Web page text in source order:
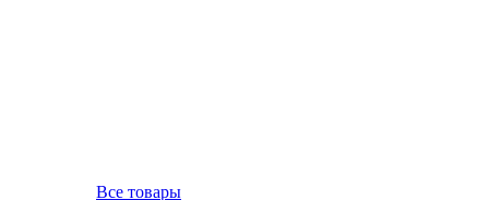
Все товары